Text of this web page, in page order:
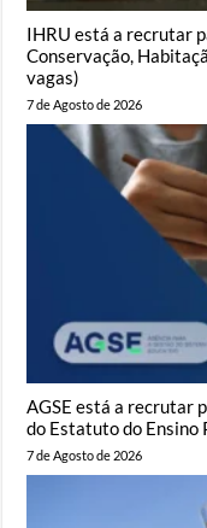
IHRU está a recrutar
Conservação,
vagas)
7 de Agosto de 2026
AGSE está a recrutar
do Estatuto do
7 de Agosto de 2026